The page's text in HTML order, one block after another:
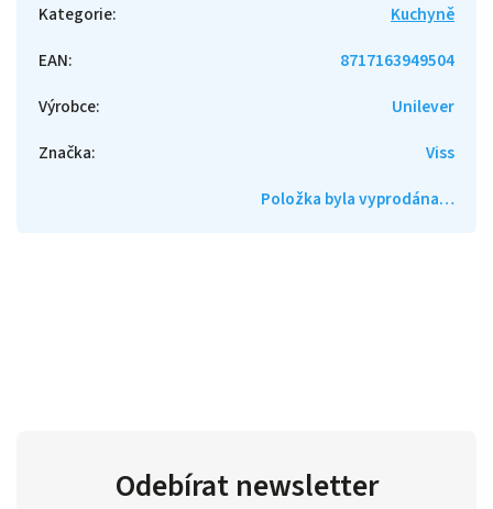
Kategorie:
Kuchyně
EAN:
8717163949504
Výrobce:
Unilever
Značka:
Viss
Položka byla vyprodána…
Odebírat newsletter